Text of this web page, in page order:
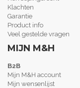
Klachten
Garantie
Product info
Veel gestelde vragen
MIJN M&H
B2B
Mijn M&H account
Mijn wensenlijst